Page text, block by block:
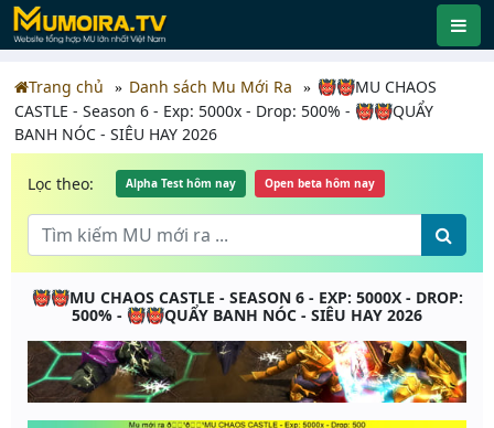
Trang chủ Danh sách Mu Mới Ra
👹👹MU CHAOS
CASTLE - Season 6 - Exp: 5000x - Drop: 500% - 👹👹QUẨY
BANH NÓC - SIÊU HAY 2026
Lọc theo: Alpha Test hôm nay Open beta hôm nay
👹👹MU CHAOS CASTLE - SEASON 6 - EXP: 5000X - DROP:
500% - 👹👹QUẨY BANH NÓC - SIÊU HAY 2026